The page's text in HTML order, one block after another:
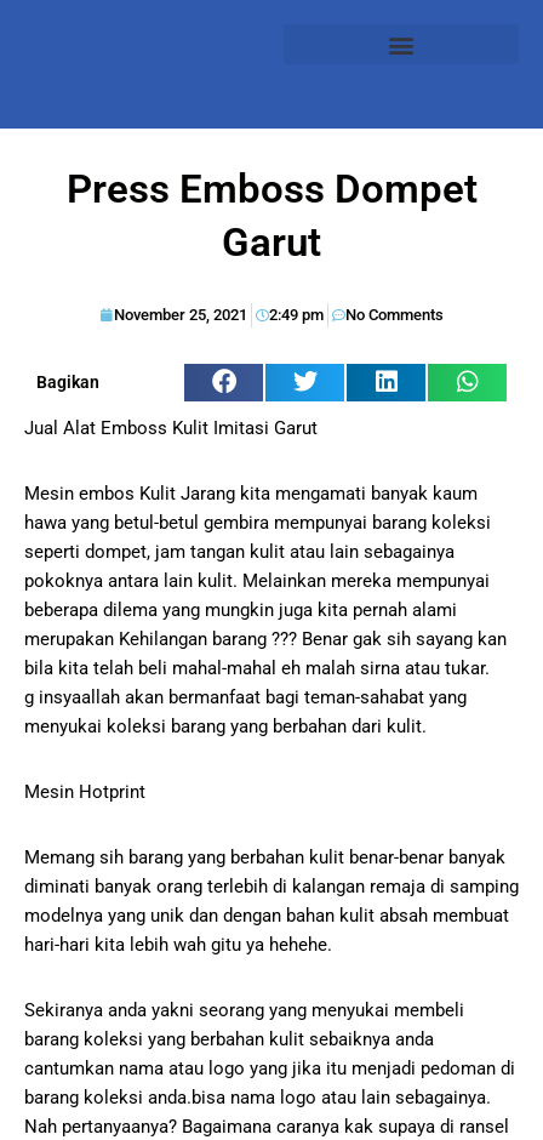
Press Emboss Dompet
Garut
November 25, 2021 2:49 pm No Comments
Bagikan
Jual Alat Emboss Kulit Imitasi Garut
Mesin embos Kulit Jarang kita mengamati banyak kaum
hawa yang betul-betul gembira mempunyai barang koleksi
seperti dompet, jam tangan kulit atau lain sebagainya
pokoknya antara lain kulit. Melainkan mereka mempunyai
beberapa dilema yang mungkin juga kita pernah alami
merupakan Kehilangan barang ??? Benar gak sih sayang kan
bila kita telah beli mahal-mahal eh malah sirna atau tukar.
g insyaallah akan bermanfaat bagi teman-sahabat yang
menyukai koleksi barang yang berbahan dari kulit.
Mesin Hotprint
Memang sih barang yang berbahan kulit benar-benar banyak
diminati banyak orang terlebih di kalangan remaja di samping
modelnya yang unik dan dengan bahan kulit absah membuat
hari-hari kita lebih wah gitu ya hehehe.
Sekiranya anda yakni seorang yang menyukai membeli
barang koleksi yang berbahan kulit sebaiknya anda
cantumkan nama atau logo yang jika itu menjadi pedoman di
barang koleksi anda.bisa nama logo atau lain sebagainya.
Nah pertanyaanya? Bagaimana caranya kak supaya di ransel